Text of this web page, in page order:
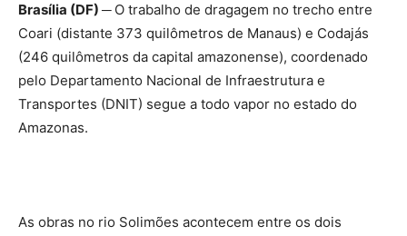
Brasília (DF) ─ O trabalho de dragagem no trecho entre
Coari (distante 373 quilômetros de Manaus) e Codajás
(246 quilômetros da capital amazonense), coordenado
pelo Departamento Nacional de Infraestrutura e
Transportes (DNIT) segue a todo vapor no estado do
Amazonas.
As obras no rio Solimões acontecem entre os dois